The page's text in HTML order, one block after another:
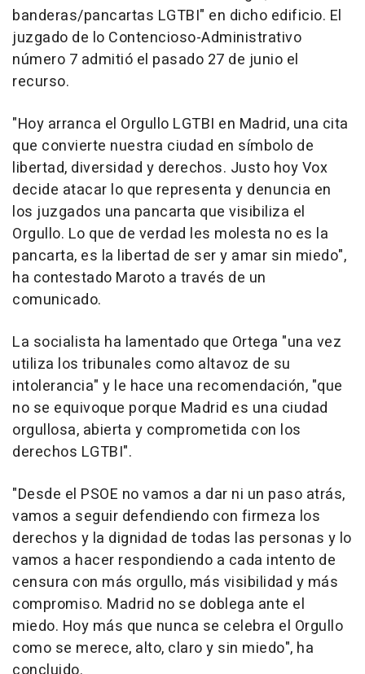
banderas/pancartas LGTBI" en dicho edificio. El
juzgado de lo Contencioso-Administrativo
número 7 admitió el pasado 27 de junio el
recurso.
"Hoy arranca el Orgullo LGTBI en Madrid, una cita
que convierte nuestra ciudad en símbolo de
libertad, diversidad y derechos. Justo hoy Vox
decide atacar lo que representa y denuncia en
los juzgados una pancarta que visibiliza el
Orgullo. Lo que de verdad les molesta no es la
pancarta, es la libertad de ser y amar sin miedo",
ha contestado Maroto a través de un
comunicado.
La socialista ha lamentado que Ortega "una vez
utiliza los tribunales como altavoz de su
intolerancia" y le hace una recomendación, "que
no se equivoque porque Madrid es una ciudad
orgullosa, abierta y comprometida con los
derechos LGTBI".
"Desde el PSOE no vamos a dar ni un paso atrás,
vamos a seguir defendiendo con firmeza los
derechos y la dignidad de todas las personas y lo
vamos a hacer respondiendo a cada intento de
censura con más orgullo, más visibilidad y más
compromiso. Madrid no se doblega ante el
miedo. Hoy más que nunca se celebra el Orgullo
como se merece, alto, claro y sin miedo", ha